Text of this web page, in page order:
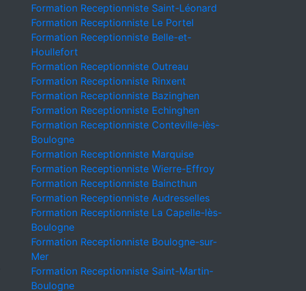
Formation Receptionniste Saint-Léonard
Formation Receptionniste Le Portel
Formation Receptionniste Belle-et-
Houllefort
Formation Receptionniste Outreau
Formation Receptionniste Rinxent
Formation Receptionniste Bazinghen
Formation Receptionniste Echinghen
Formation Receptionniste Conteville-lès-
Boulogne
Formation Receptionniste Marquise
Formation Receptionniste Wierre-Effroy
Formation Receptionniste Baincthun
Formation Receptionniste Audresselles
Formation Receptionniste La Capelle-lès-
Boulogne
Formation Receptionniste Boulogne-sur-
Mer
Formation Receptionniste Saint-Martin-
Boulogne